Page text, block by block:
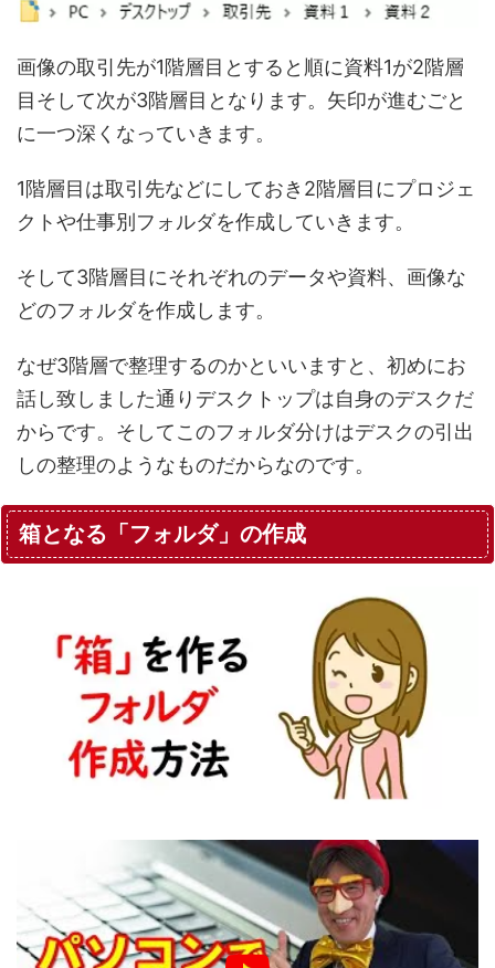
画像の取引先が1階層目とすると順に資料1が2階層
目そして次が3階層目となります。矢印が進むごと
に一つ深くなっていきます。
1階層目は取引先などにしておき2階層目にプロジェ
クトや仕事別フォルダを作成していきます。
そして3階層目にそれぞれのデータや資料、画像な
どのフォルダを作成します。
なぜ3階層で整理するのかといいますと、初めにお
話し致しました通りデスクトップは自身のデスクだ
からです。そしてこのフォルダ分けはデスクの引出
しの整理のようなものだからなのです。
箱となる「フォルダ」の作成